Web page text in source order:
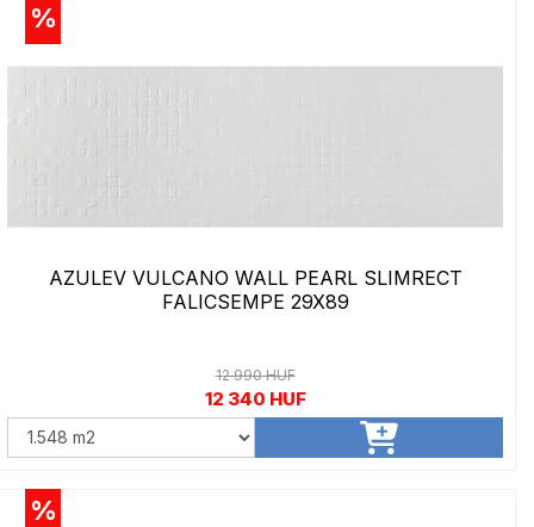
%
AZULEV VULCANO WALL PEARL SLIMRECT
FALICSEMPE 29X89
12 990 HUF
12 340 HUF
%